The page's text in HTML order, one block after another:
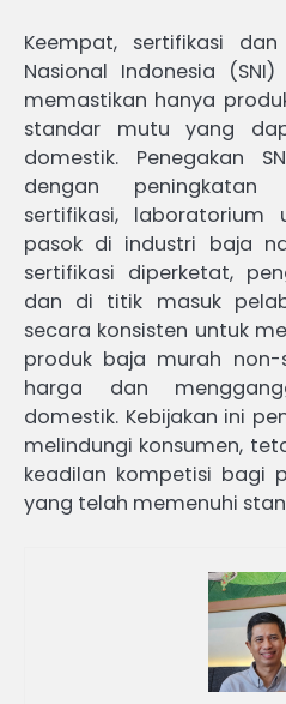
Keempat, sertifikasi
Nasional Indonesia
memastikan hanya
standar mutu yang
domestik. Penegakan
dengan peningkatan
sertifikasi,
pasok di industri baja
sertifikasi diperketat,
dan di titik masuk
secara konsisten untuk
produk baja murah
harga dan
domestik. Kebijakan ini
melindungi konsumen,
keadilan kompetisi bagi
yang telah memenuhi